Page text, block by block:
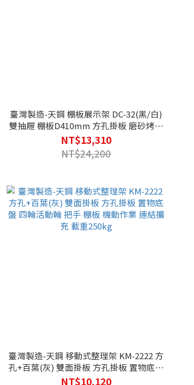
臺灣製造-天鋼 棚板展示架 DC-32(黑/白)
雙抽屜 棚板D410mm 方孔掛板 磨砂烤漆
大容量抽屜 超市貨架 可調整腳座 抽屜 荷
重50kg
NT$13,310
NT$24,200
臺灣製造-天鋼 移動式整理架 KM-2222 方
孔+百葉(灰) 雙面掛板 方孔掛板 置物底盤
四輪活動輪 把手 棚板 機動作業 連結擴充
NT$10,120